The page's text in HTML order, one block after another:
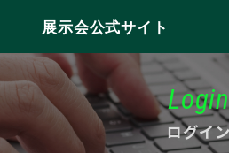
展示会公式サイト
ログイ